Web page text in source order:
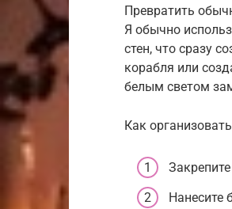
Превратить
Я обычно
стен, что сразу
корабля или
белым светом
Как
Нанесите